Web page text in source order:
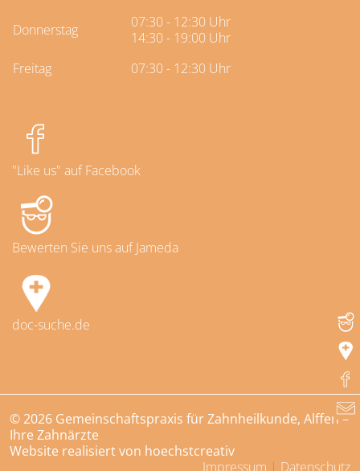
Donnerstag
07:30 - 12:30 Uhr
14:30 - 19:00 Uhr
Freitag
07:30 - 12:30 Uhr
"Like us" auf Facebook
Bewerten Sie uns auf Jameda
doc-suche.de
© 2026 Gemeinschaftspraxis für Zahnheilkunde, Alffen –
Ihre Zahnärzte
Website realisiert von hoechstcreativ
Impressum | Datenschutz